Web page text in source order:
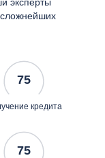
75
кредита
75